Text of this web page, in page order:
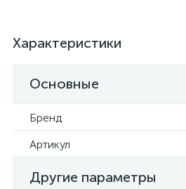
Характеристики
Основные
Бренд
Артикул
Другие параметры